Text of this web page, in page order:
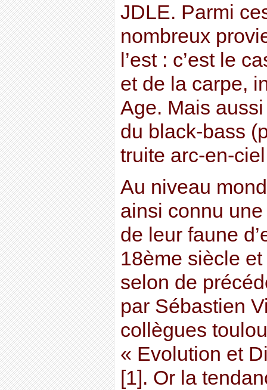
JDLE. Parmi
nombreux
l’est : c’est le
et de la carpe,
Age. Mais
du black-bass
truite arc-en-
Au niveau
ainsi connu
de leur faune
18ème siècle
selon de
par Sébastien
collègues
« Evolution et
[1]. Or la